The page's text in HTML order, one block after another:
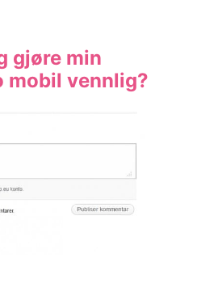
gjøre min
mobil vennlig?